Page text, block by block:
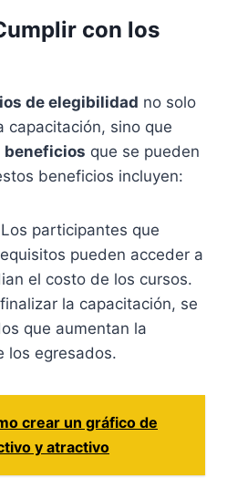
con los
de elegibilidad no solo
capacitación, sino que
beneficios que se pueden
beneficios incluyen:
Los participantes que
pueden acceder a
el costo de los cursos.
la capacitación, se
que aumentan la
los egresados.
crear un gráfico de
y atractivo